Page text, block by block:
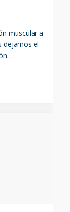
muscular a
dejamos el